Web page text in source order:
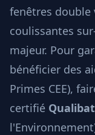
fenêtres double
coulissantes
majeur. Pour
bénéficier des
Primes CEE),
certifié Qualibat